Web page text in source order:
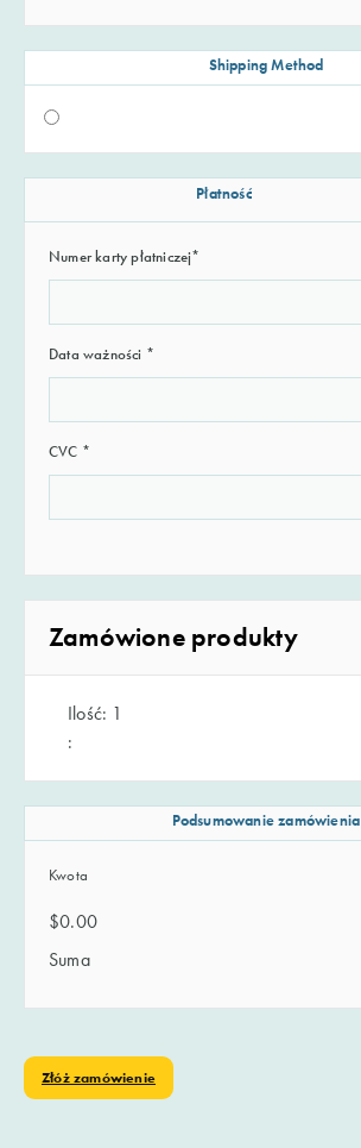
Shipping Method
Płatność
Numer karty płatniczej*
Data ważności *
CVC *
Zamówione produkty
1
:
Podsumowanie zamówienia
Kwota
$0.00
Suma
Złóż zamówienie